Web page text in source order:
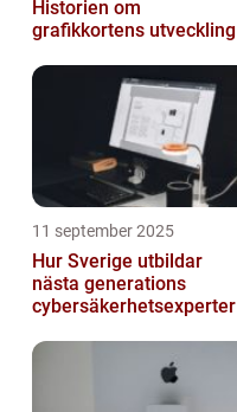
Historien om
grafikkortens utveckling
11 september 2025
Hur Sverige utbildar
nästa generations
cybersäkerhetsexperter